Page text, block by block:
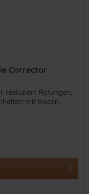
Corrector
reduziert Rötungen,
mit Kaolin,